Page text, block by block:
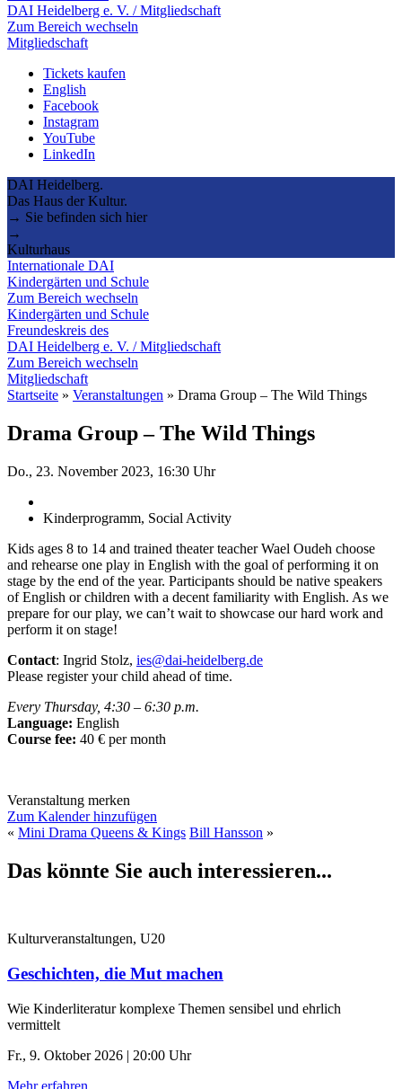
DAI Heidelberg e. V. / Mitgliedschaft
Zum Bereich wechseln
Mitgliedschaft
Tickets kaufen
English
Facebook
Instagram
YouTube
LinkedIn
DAI Heidelberg.
Das Haus der Kultur.
→ Sie befinden sich hier
→
Kulturhaus
Internationale DAI
Kindergärten und Schule
Zum Bereich wechseln
Kindergärten und Schule
Freundeskreis des
DAI Heidelberg e. V. / Mitgliedschaft
Zum Bereich wechseln
Mitgliedschaft
Startseite » Veranstaltungen » Drama Group – The Wild Things
Drama Group – The Wild Things
Do., 23. November 2023, 16:30 Uhr
Kinderprogramm, Social Activity
Kids ages 8 to 14 and trained theater teacher Wael Oudeh choose
and rehearse one play in English with the goal of performing it on
stage by the end of the year. Participants should be native speakers
of English or children with a decent familiarity with English. As we
prepare for our play, we can’t wait to showcase our hard work and
perform it on stage!
Contact: Ingrid Stolz, ies@dai-heidelberg.de
Please register your child ahead of time.
Every Thursday, 4:30 – 6:30 p.m.
Language: English
Course fee: 40 € per month
Veranstaltung merken
Zum Kalender hinzufügen
« Mini Drama Queens & Kings Bill Hansson »
Das könnte Sie auch interessieren...
Kulturveranstaltungen, U20
Geschichten, die Mut machen
Wie Kinderliteratur komplexe Themen sensibel und ehrlich
vermittelt
Fr., 9. Oktober 2026 | 20:00 Uhr
Mehr erfahren